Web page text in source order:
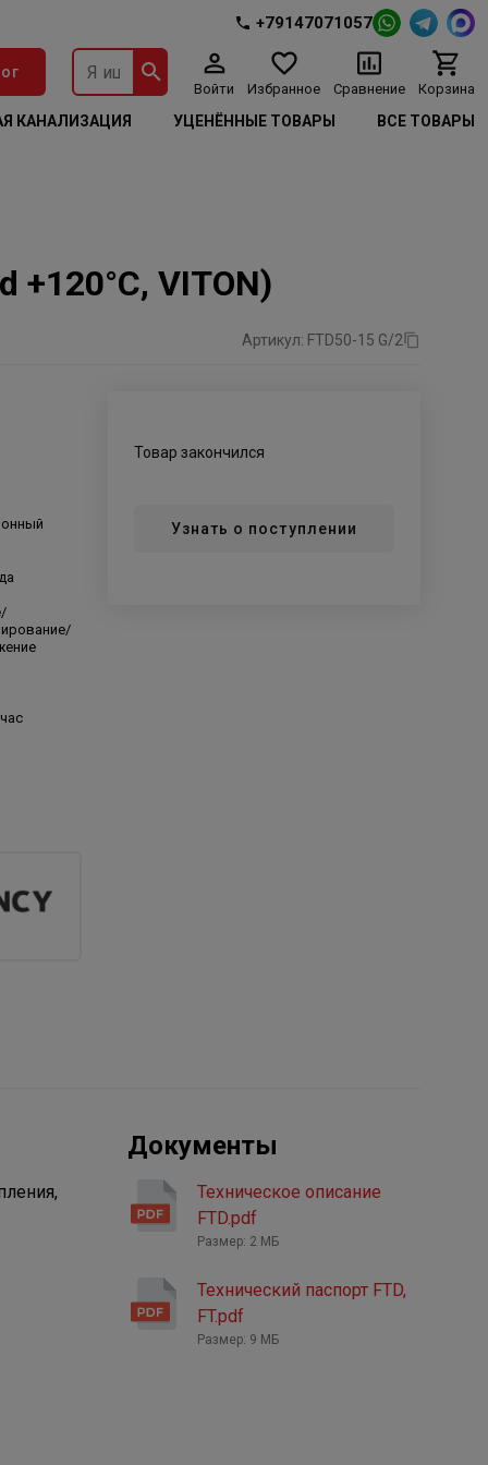
+79147071057
Войти Избранное Сравнение Корзина
КАНАЛИЗАЦИЯ УЦЕНЁННЫЕ ТОВАРЫ ВСЕ ТОВАРЫ
+120°C, VITON)
Артикул: FTD50-15 G/2
Товар закончился
Узнать о поступлении
Документы
Техническое описание
FTD.pdf
Размер: 2 МБ
Технический паспорт FTD,
FT.pdf
Размер: 9 МБ